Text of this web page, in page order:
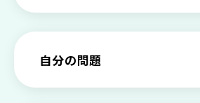
根性がない？甘えている
つ病と呼ばれる状態かも
自分の問題